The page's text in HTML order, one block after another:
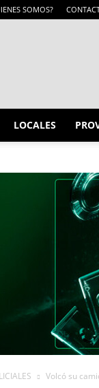
SOMOS?
LOCALES
Volcó su